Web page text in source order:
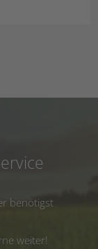
benötigst
weiter!